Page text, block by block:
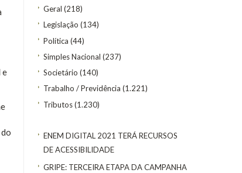
Geral (218)
Legislação (134)
Política (44)
Simples Nacional (237)
Societário (140)
Trabalho / Previdência (1.221)
Tributos(1.230)
ENEM DIGITAL 2021 TERÁ RECURSOS
DE ACESSIBILIDADE
GRIPE: TERCEIRA ETAPA DA CAMPANHA
e